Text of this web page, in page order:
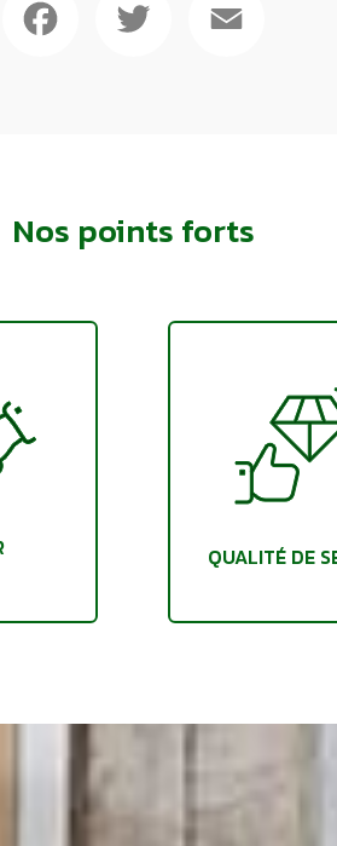
Nos points forts
QUALITÉ DE